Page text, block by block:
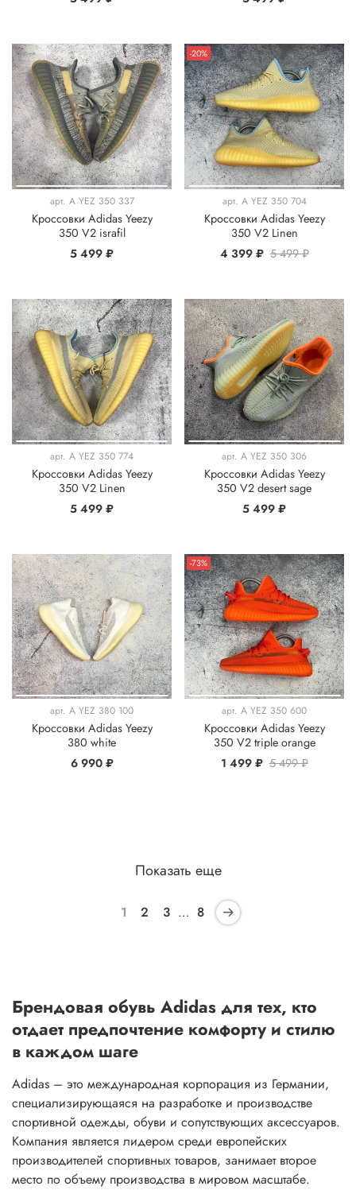
арт. A YEZ 350 337
Кроссовки Adidas Yeezy
350 V2 israfil
5 499 ₽
-20%
арт. A YEZ 350 704
Кроссовки Adidas Yeezy
350 V2 Linen
4 399 ₽ 5 499 ₽
арт. A YEZ 350 774
Кроссовки Adidas Yeezy
350 V2 Linen
5 499 ₽
арт. A YEZ 350 306
Кроссовки Adidas Yeezy
350 V2 desert sage
5 499 ₽
арт. A YEZ 380 100
Кроссовки Adidas Yeezy
380 white
6 990 ₽
-73%
арт. A YEZ 350 600
Кроссовки Adidas Yeezy
350 V2 triple orange
1 499 ₽ 5 499 ₽
Показать еще
1 2 3 … 8
Брендовая обувь Adidas для тех, кто
отдает предпочтение комфорту и стилю
в каждом шаге
Adidas – это международная корпорация из Германии,
специализирующаяся на разработке и производстве
спортивной одежды, обуви и сопутствующих аксессуаров.
Компания является лидером среди европейских
производителей спортивных товаров, занимает второе
место по объему производства в мировом масштабе.